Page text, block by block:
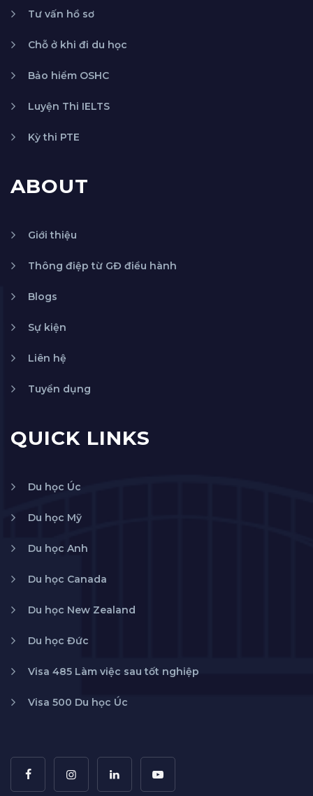
Tư vấn hồ sơ
Chỗ ở khi đi du học
Bảo hiểm OSHC
Luyện Thi IELTS
Kỳ thi PTE
ABOUT
Giới thiệu
Thông điệp từ GĐ điều hành
Blogs
Sự kiện
Liên hệ
Tuyển dụng
QUICK LINKS
Du học Úc
Du học Mỹ
Du học Anh
Du học Canada
Du học New Zealand
Du học Đức
Visa 485 Làm việc sau tốt nghiệp
Visa 500 Du học Úc